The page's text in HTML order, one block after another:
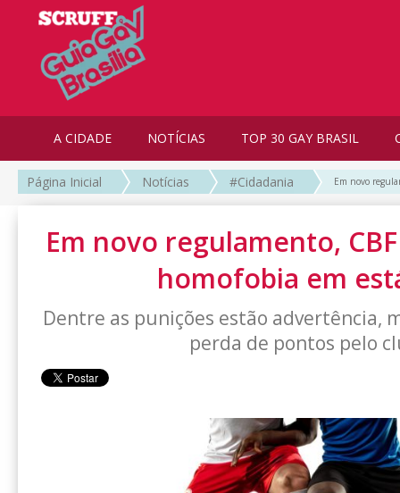
A CIDADE NOTÍCIAS TOP 30 GAY BRASIL
Página Inicial Notícias #Cidadania Em novo
Em novo regulamento,
homofobia em
Dentre as punições estão advertência,
perda de pontos pelo